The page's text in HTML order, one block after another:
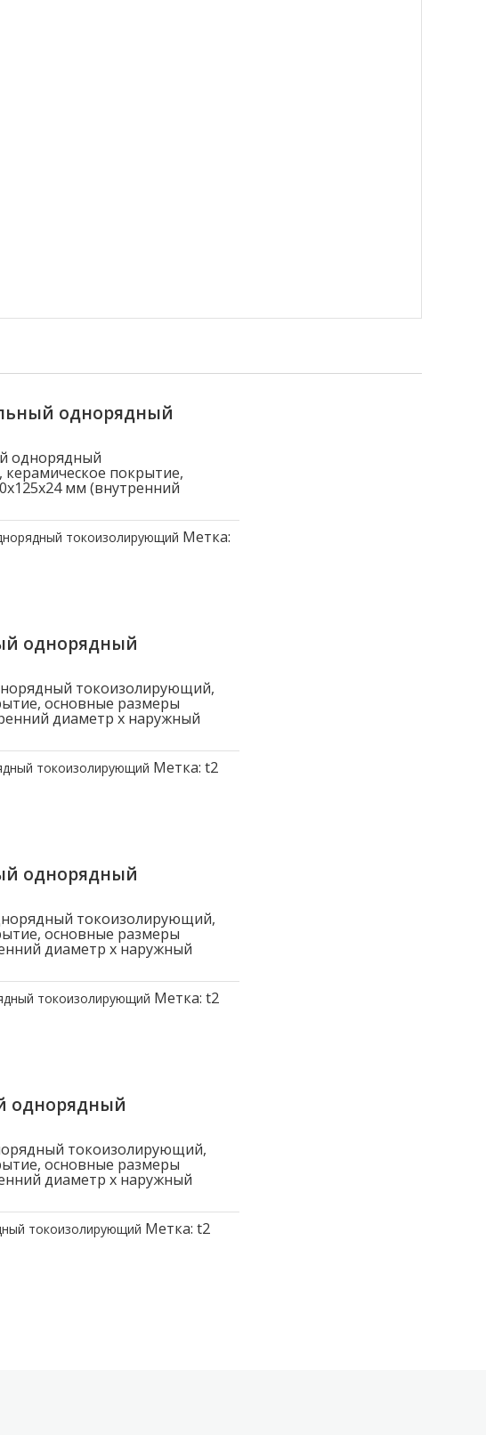
однорядный
однорядный
покрытие,
мм (внутренний
токоизолирующий Метка:
однорядный
токоизолирующий,
основные размеры
диаметр x наружный
токоизолирующий Метка: t2
однорядный
токоизолирующий,
основные размеры
диаметр x наружный
токоизолирующий Метка: t2
однорядный
токоизолирующий,
основные размеры
диаметр x наружный
токоизолирующий Метка: t2